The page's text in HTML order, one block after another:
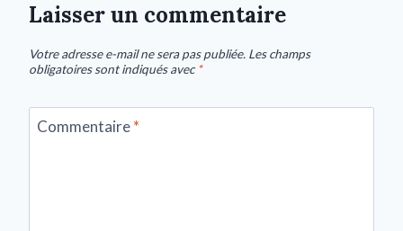
Laisser un commentaire
Votre adresse e-mail ne sera pas publiée. Les champs
obligatoires sont indiqués avec*
Commentaire*